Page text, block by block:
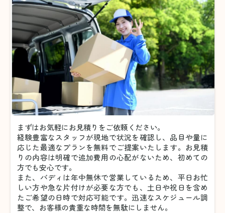
まずはお気軽にお見積りをご依頼ください。
経験豊富なスタッフが現地で状況を確認し、品目や量に
応じた最適なプランを無料でご提案いたします。お見積
りの内容は明確で追加費用の心配がないため、初めての
方でも安心です。
また、バディは年中無休で営業しているため、平日お忙
しい方や急な片付けが必要な方でも、土日や祝日を含め
たご希望の日時で対応可能です。迅速なスケジュール調
整で、お客様の貴重な時間を無駄にしません。